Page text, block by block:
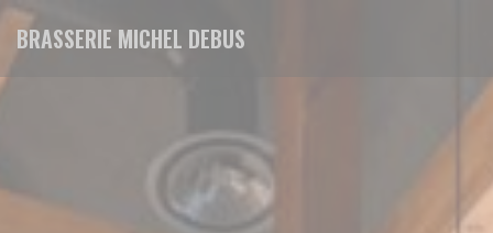
Painel de Gerenciamento de Cookies
BRASSERIE MICHEL DEBUS